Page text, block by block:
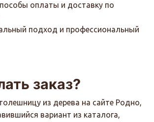
оплаты и доставку по
подход и профессиональный
заказ?
из дерева на сайте Родно,
вариант из каталога,